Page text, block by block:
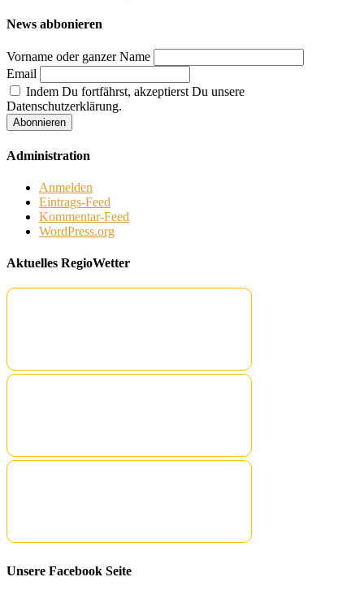
News abbonieren
Vorname oder ganzer Name
Email
Indem Du fortfährst, akzeptierst Du unsere
Datenschutzerklärung.
Administration
Anmelden
Eintrags-Feed
Kommentar-Feed
WordPress.org
Aktuelles RegioWetter
Unsere Facebook Seite